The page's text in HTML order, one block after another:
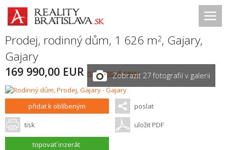
Prodej, rodinný dům, 1 626 m2, Gajary,
Gajary
169 990,00 EUR navrhnout cenuZobrazit 27 fotografií v galerii
přidat k oblíbeným poslat
tisk uložit PDF
topovať inzerát